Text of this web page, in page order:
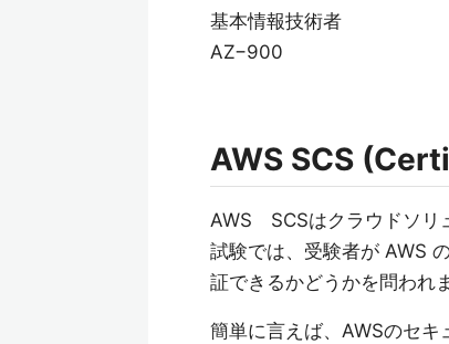
基本情報技術者
AZ−900
AWS SCS
AWS SCSはクラウドソリ
試験では、受験者が AWS
証できるかどうかを問われ
簡単に言えば、AWSのセキ